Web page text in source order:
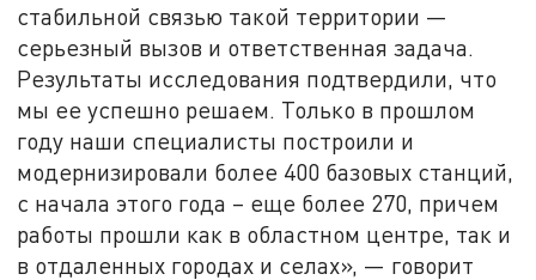
стабильной связью такой территории —
серьезный вызов и ответственная задача.
Результаты исследования подтвердили, что
мы ее успешно решаем. Только в прошлом
году наши специалисты построили и
модернизировали более 400 базовых станций,
с начала этого года – еще более 270, причем
работы прошли как в областном центре, так и
в отдаленных городах и селах», — говорит